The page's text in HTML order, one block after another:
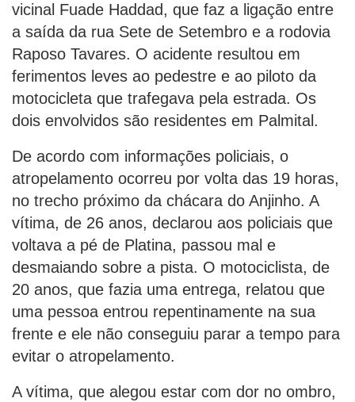
vicinal Fuade Haddad, que faz a ligação entre
a saída da rua Sete de Setembro e a rodovia
Raposo Tavares. O acidente resultou em
ferimentos leves ao pedestre e ao piloto da
motocicleta que trafegava pela estrada. Os
dois envolvidos são residentes em Palmital.
De acordo com informações policiais, o
atropelamento ocorreu por volta das 19 horas,
no trecho próximo da chácara do Anjinho. A
vítima, de 26 anos, declarou aos policiais que
voltava a pé de Platina, passou mal e
desmaiando sobre a pista. O motociclista, de
20 anos, que fazia uma entrega, relatou que
uma pessoa entrou repentinamente na sua
frente e ele não conseguiu parar a tempo para
evitar o atropelamento.
A vítima, que alegou estar com dor no ombro,